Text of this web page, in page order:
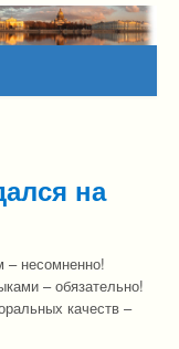
на
– несомненно!
– обязательно!
качеств –